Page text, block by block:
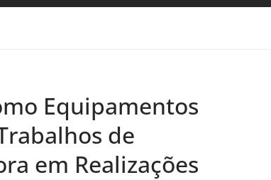
Equipamentos
de
em Realizações